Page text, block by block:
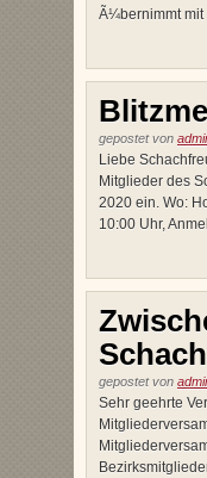
Ã¼bernimmt mit
gepostet von
Liebe
Mitglieder des
2020 ein. Wo:
10:00 Uhr,
gepostet von
Sehr geehrte